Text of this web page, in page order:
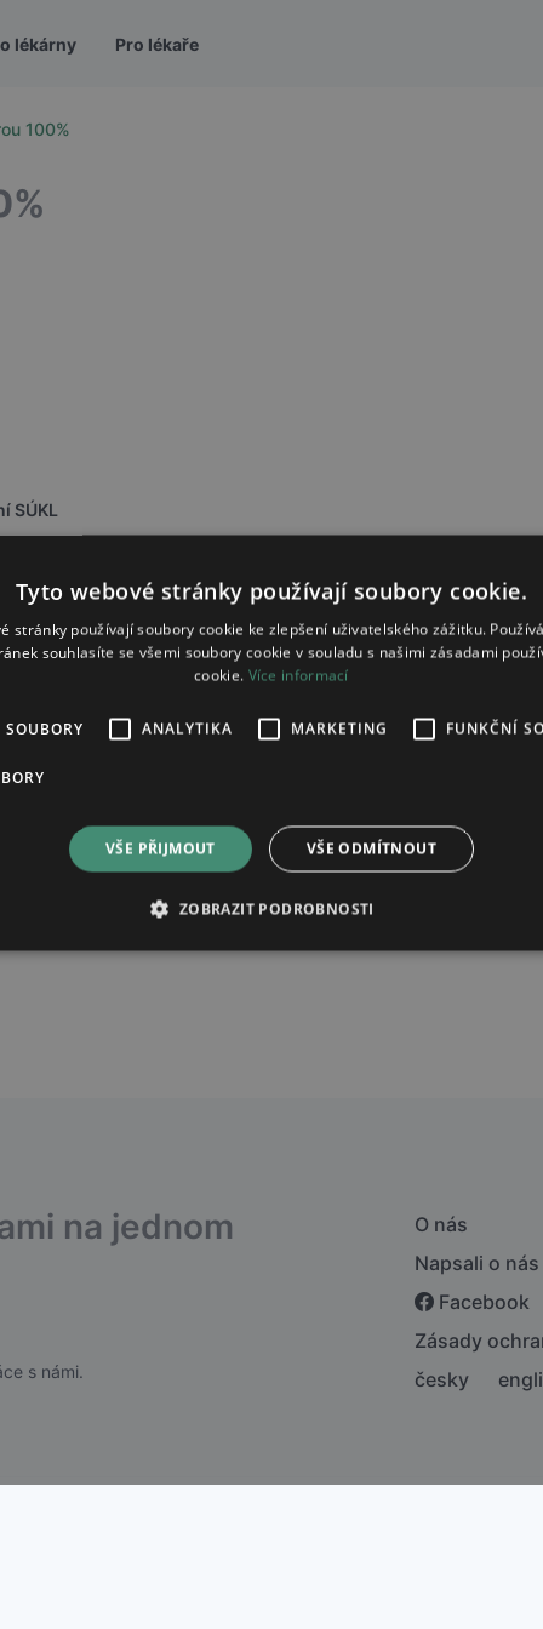
lékárny Pro lékaře
100%
SÚKL
zpracování osobních údajů.
na jednom
s námi.
O nás
Napsali o nás
Facebook
Zásady
česky
Tyto webové stránky používají soubory cookie.
stránky používají soubory cookie ke zlepšení uživatelského zážitku.
souhlasíte se všemi soubory cookie v souladu s našimi zásadami
cookie. Více informací
ANALYTIKA MARKETING FUNKČNÍ
VŠE PŘIJMOUT VŠE ODMÍTNOUT
ZOBRAZIT PODROBNOSTI